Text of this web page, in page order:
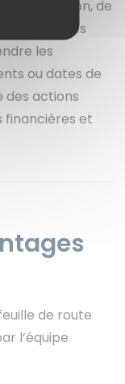
gestion, de
à tous les
les
ou dates de
des actions
financières et
de route
l’équipe